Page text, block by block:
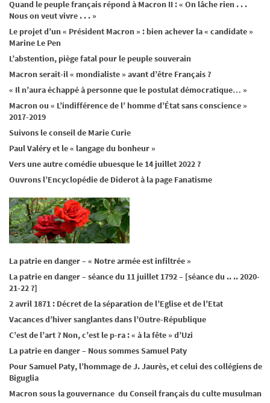
Quand le peuple français répond à Macron II : « On lâche rien . . .
Nous on veut vivre . . . »
Le projet d’un « Président Macron » : bien achever la « candidate »
Marine Le Pen
L’abstention, piège fatal pour le peuple souverain
Macron serait-il « mondialiste » avant d’être Français ?
« Il n’aura échappé à personne que le postulat démocratique… »
Macron ou « L’indifférence de l’ homme d’État sans conscience »
2017-2019
Suivons le conseil de Marie Curie
Paul Valéry et le « langage du bonheur »
Vers une autre comédie ubuesque le 14 juillet 2022 ?
Ouvrons l’Encyclopédie de Diderot à la page Fanatisme
La patrie en danger – « Notre armée est infiltrée »
La patrie en danger – séance du 11 juillet 1792 – [séance du .. .. 2020-
21-22 ?]
2 avril 1871 : Décret de la séparation de l’Eglise et de l’Etat
Vacances d’hiver sanglantes dans l’Outre-République
C’est de l’art ? Non, c’est le p-ra : « à la fête » d’Uzi
La patrie en danger – Nous sommes Samuel Paty
Pour Samuel Paty, l’hommage de J. Jaurès, et celui des collégiens de
Biguglia
Macron sous la gouvernance du Conseil français du culte musulman